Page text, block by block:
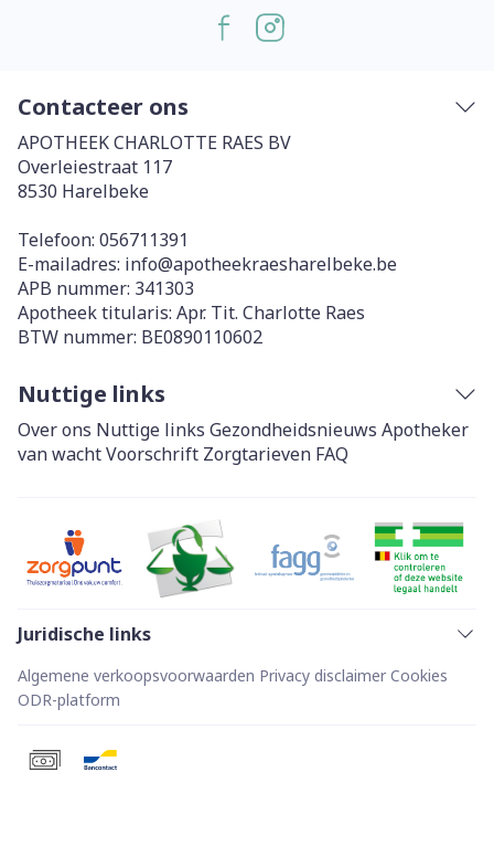
Contacteer ons
APOTHEEK CHARLOTTE RAES BV
Overleiestraat 117
8530 Harelbeke
Telefoon: 056711391
E-mailadres: info@apotheekraesharelbeke.be
APB nummer: 341303
Apotheek titularis: Apr. Tit. Charlotte Raes
BTW nummer: BE0890110602
Nuttige links
Over ons Nuttige links Gezondheidsnieuws Apotheker
van wachtVoorschrift Zorgtarieven FAQ
Juridische links
Algemene verkoopsvoorwaarden Privacy disclaimer Cookies
ODR-platform